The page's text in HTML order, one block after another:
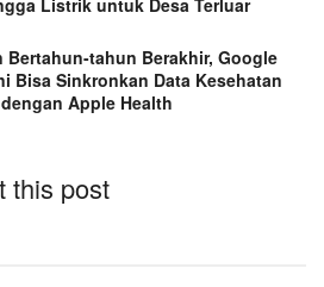
Bertahun-tahun Berakhir, Google
Bisa Sinkronkan Data Kesehatan
Apple Health
this post